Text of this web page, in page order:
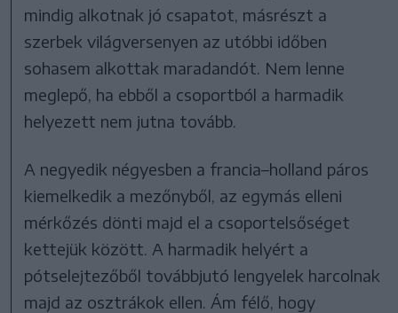
mindig alkotnak jó csapatot, másrészt a
szerbek világversenyen az utóbbi időben
sohasem alkottak maradandót. Nem lenne
meglepő, ha ebből a csoportból a harmadik
helyezett nem jutna tovább.
A negyedik négyesben a francia–holland páros
kiemelkedik a mezőnyből, az egymás elleni
mérkőzés dönti majd el a csoportelsőséget
kettejük között. A harmadik helyért a
pótselejtezőből továbbjutó lengyelek harcolnak
majd az osztrákok ellen. Ám félő, hogy